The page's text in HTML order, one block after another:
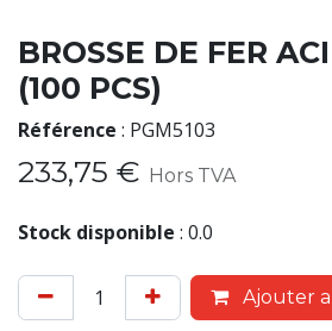
BROSSE DE FER
(100 PCS)
Référence : PGM5103
233,75 € Hors TVA
Stock disponible : 0.0
Ajouter